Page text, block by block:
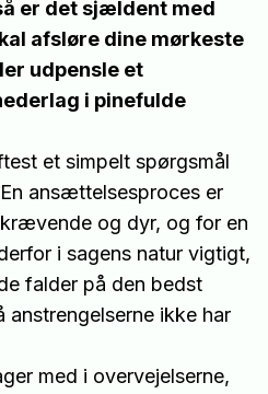
er det sjældent med
afsløre dine mørkeste
udpensle et
i pinefulde
et simpelt spørgsmål
ansættelsesproces er
og dyr, og for en
i sagens natur vigtigt,
falder på den bedst
anstrengelserne ikke har
med i overvejelserne,